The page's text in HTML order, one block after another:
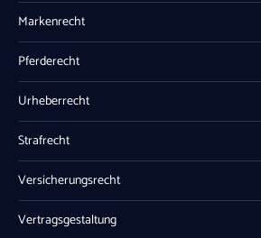
Markenrecht
Pferderecht
Urheberrecht
Strafrecht
Versicherungsrecht
Vertragsgestaltung